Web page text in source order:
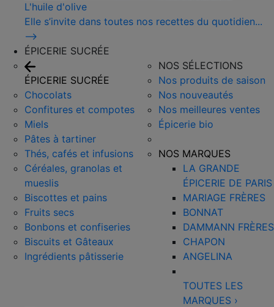
L'huile d'olive
Elle s’invite dans toutes nos recettes du quotidien...
⟶
ÉPICERIE SUCRÉE
ÉPICERIE SUCRÉE
Chocolats
Confitures et compotes
Miels
Pâtes à tartiner
Thés, cafés et infusions
Céréales, granolas et
mueslis
Biscottes et pains
Fruits secs
Bonbons et confiseries
Biscuits et Gâteaux
Ingrédients pâtisserie
NOS SÉLECTIONS
Nos produits de saison
Nos nouveautés
Nos meilleures ventes
Épicerie bio
NOS MARQUES
LA GRANDE
ÉPICERIE DE PARIS
MARIAGE FRÈRES
BONNAT
DAMMANN FRÈRES
CHAPON
ANGELINA
TOUTES LES
MARQUES ›